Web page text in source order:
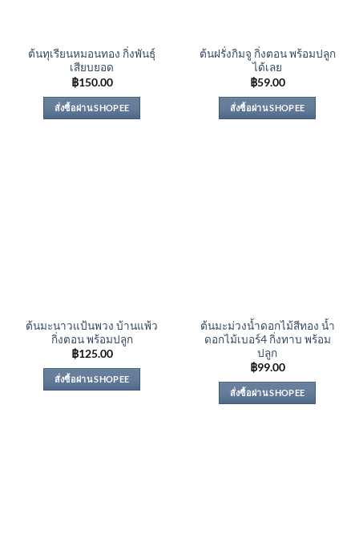
ต้นทุเรียนหมอนทอง กิ่งพันธุ์
เสียบยอด
฿150.00
สั่งซื้อผ่าน SHOPEE
ต้นฝรั่งกิมจู กิ่งตอน พร้อมปลูก
ได้เลย
฿59.00
สั่งซื้อผ่าน SHOPEE
ต้นมะนาวแป้นพวง บ้านแพ้ว
กิ่งตอน พร้อมปลูก
฿125.00
สั่งซื้อผ่าน SHOPEE
ต้นมะม่วงน้ำดอกไม้สีทอง น้ำ
ดอกไม้เบอร์4 กิ่งทาบ พร้อม
ปลูก
฿99.00
สั่งซื้อผ่าน SHOPEE